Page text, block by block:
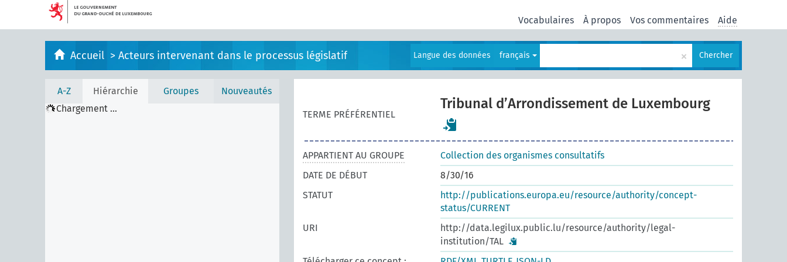
Vocabulaires À propos Vos commentaires Aide
Accueil > Acteurs intervenant dans le processus législatif Langue des données français × Chercher
A-Z Hiérarchie Groupes
Nouveautés
Chargement ...
TERME PRÉFÉRENTIEL
Tribunal d’Arrondissement de Luxembourg
APPARTIENT AU GROUPE
Collection des organismes consultatifs
DATE DE DÉBUT
8/30/16
STATUT
http://publications.europa.eu/resource/authority/concept-
status/CURRENT
URI
http://data.legilux.public.lu/resource/authority/legal-
institution/TAL